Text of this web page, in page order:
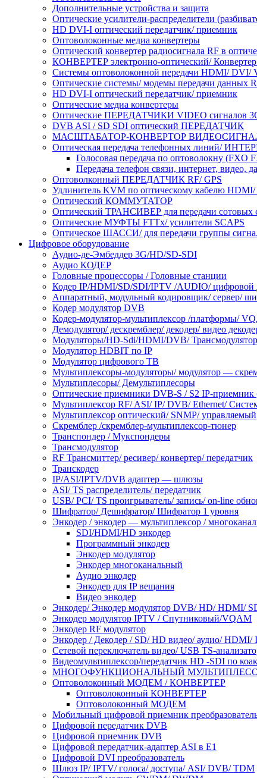
Дополнительные устройства и защита
Оптические усилители-распределители
HD DVI-I оптический передатчик/ приемник
Оптоволоконные медиа конвертеры
Оптический конвертер радиосигнала RF в
КОНВЕРТЕР электронно-оптический/
Системы оптоволоконной передачи HDMI/ DVI/
Оптические системы/ модемы передачи данных
HD DVI-I оптический передатчик/ приемник
Оптические медиа конвертеры
Оптические ПЕРЕДАТЧИКИ VIDEO сигналов
DVB ASI / SD SDI оптический ПЕРЕДАТЧИК
МАСШТАБАТОР-КОНВЕРТОР
Оптическая передача телефонных линий/
Голосовая передача по оптоволокну (FXO
Передача телефон связи, интернет, видео,
Оптоволконный ПЕРЕДАТЧИК RF/ GPS
Удлинитель KVM по оптическому кабелю HDMI/
Оптический КОММУТАТОР
Оптический ТРАНСИВЕР для передачи сотовых
Оптические МУФТЫ FTTx/ усилители SCAPS
Оптическое ШАССИ/ для передачи группы
Цифровое оборудование
Аудио-де-Эмбеддер 3G/HD/SD-SDI
Аудио КОДЕР
Головные процессоры / Головные станции
Кодер IP/HDMI/SD/SDI/IPTV /AUDIO/ цифровой
Аппаратный, модульный кодировщик/ сервер/
Кодер модулятор DVB
Кодер-модулятор-мультиплексор /платформы/
Демодулятор/ дескремблер/ декодер/ видео
Модуляторы/HD-Sdi/HDMI/DVB/ Трансмодулятор
Модулятор HDBIT по IP
Модулятор цифрового ТВ
Мультиплексоры-модуляторы/ модулятор —
Мультиплесоры/ Демультиплесоры
Оптические приемники DVB-S / S2 IP-приемник
Мультиплексор RF/ ASI/ IP/ DVB/ Ethernet/
Мультиплексор оптический/ SNMP/ управляемый
Скремблер /скремблер-мультиплексор-тюнер
Транспондер / Мукспондеры
Трансмодулятор
RF Трансмиттер/ ресивер/ конвертер/ передатчик
Транскодер
IP/ASI/IPTV/DVB адаптер — шлюзы
ASI/ TS распределитель/ передатчик
USB/ PCI/ TS проигрыватель/ запись/ on-line
Шифратор/ Дешифратор/ Шифратор 1 уровня
Энкодер / энкодер — мультиплексор /
SDI/HDMI/HD энкодер
Программный энкодер
Энкодер модулятор
Энкодер многоканальный
Аудио энкодер
Энкодер для IP вещания
Видео энкодер
Энкодер/ Энкодер модулятор DVB/ HD/ HDMI/
Энкодер модулятор IPTV / Спутниковый/VQAM
Энкодер RF модулятор
Энкодер / Декодер / SD/ HD видео/ аудио/ HDMI/
Сетевой переключатель видео/ USB TS-
Видеомультиплексор/передатчик HD -SDI по
МНОГОФУНКЦИОНАЛЬНЫЙ МУЛЬТИПЛЕСОР
Оптоволоконный МОДЕМ / КОНВЕРТЕР
Оптоволоконный КОНВЕРТЕР
Оптоволоконный МОДЕМ
Мобильный цифровой приемник
Цифровой передатчик DVB
Цифровой приемник DVB
Цифровой передатчик-адаптер ASI в E1
Цифровой DVI преобразователь
Шлюз IP/ IPTV/ голоса/ доступа/ ASI/ DVB/ TDM